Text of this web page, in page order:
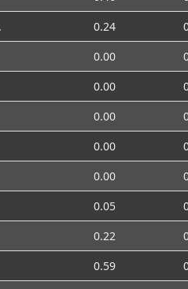
0.24
0.00
0.00
0.00
0.00
0.00
0.05
0.22
0.59